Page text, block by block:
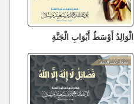
الْوَالِدُ أَوْسَطُ أَبْوَابِ الْجَنَّةِ